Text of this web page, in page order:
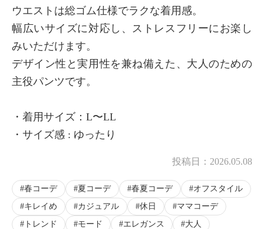
ウエストは総ゴム仕様でラクな着用感。
幅広いサイズに対応し、ストレスフリーにお楽し
みいただけます。
デザイン性と実用性を兼ね備えた、大人のための
主役パンツです。
・着用サイズ：L〜LL
・サイズ感 : ゆったり
投稿日： 2026.05.08
春コーデ 夏コーデ 春夏コーデ
オフスタイル
キレイめ
カジュアル 休日
ママコーデ
トレンド
モード エレガンス
大人